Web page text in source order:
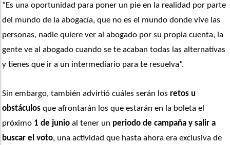
“Es una oportunidad para poner un pie en la realidad por parte
del mundo de la abogacía, que no es el mundo donde vive las
personas, nadie quiere ver al abogado por su propia cuenta, la
gente ve al abogado cuando se te acaban todas las alternativas
y tienes que ir a un intermediario para te resuelva”.
Sin embargo, también advirtió cuáles serán los retos u
obstáculos que afrontarán los que estarán en la boleta el
próximo 1 de junio al tener un periodo de campaña y salir a
buscar el voto, una actividad que hasta ahora era exclusiva de